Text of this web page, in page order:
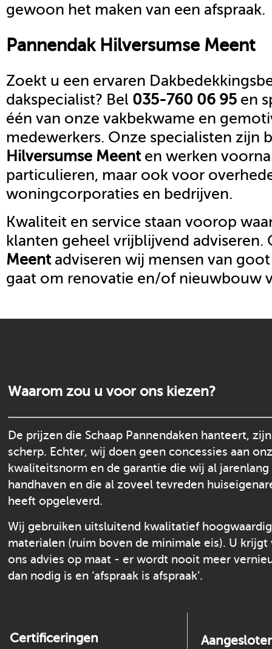
gewoon het maken van een afspraak.
Pannendak Hilversumse Meent
Zoekt u een ervaren
dakspecialist? Bel 035-760 06 95 en
één van onze vakbekwame en
medewerkers. Onze specialisten zijn
Hilversumse Meenten werken
particulieren, maar ook voor
woningcorporaties en bedrijven.
Kwaliteit en service staan voorop
klanten geheel vrijblijvend adviseren.
Meentadviseren wij mensen van
gaat om renovatie en/of nieuwbouw
Waarom zou u voor ons kiezen?
De prijzen die Schaap Pannendaken hanteert,
scherp. Echter, wij doen geen concessies aan
kwaliteitsnorm en de garantie die wij al jarenlang
handhaven en die al zoveel tevreden
heeft opgeleverd.
Wij gebruiken uitsluitend kwalitatief
materialen (ruim boven de minimale eis). U krijgt
ons advies op maat - er wordt nooit meer
dan nodig is en ‘afspraak is afspraak’.
Certificeringen